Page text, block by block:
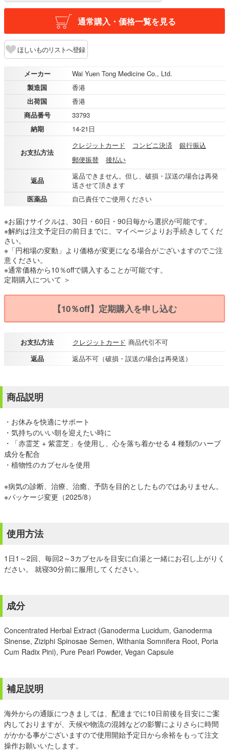
通常購入・価格一覧を見る
ほしいものリストへ登録
メーカー
Wai Yuen Tong Medicine Co., Ltd.
製造国
香港
出荷国
香港
商品番号
33793
納期
14-21日
お支払方法
クレジットカード コンビニ決済
銀行振込
郵便振替
後払い
返品
返品できません。但し、破損・誤送の場合は再発
送させて頂きます
医薬品
自己責任でご使用ください
※お届けサイクルは、30日・60日・90日毎から選択が可能です。
※解約は注文予定日の前日までに、マイページよりお手続きしてくだ
さい。
※「円相場の変動」より価格が変更になる場合がございますのでご注
意ください。
※通常価格から10％offで購入することが可能です。
定期購入について ＞
【10％off】定期購入を申し込む
お支払方法 クレジットカード 商品代引不可
返品
返品不可（破損・誤送の場合は再発送）
商品説明
・お休みを快適にサポート
・気持ちのいい朝を迎えたい時に
・「赤霊芝 + 紫霊芝」を使用し、心を落ち着かせる 4 種類のハーブ
成分を配合
・植物性のカプセルを使用
※病気の診断、治療、治癒、予防を目的としたものではありません。
※パッケージ変更（2025/8）
使用方法
1日1～2回、毎回2～3カプセルを目安に白湯と一緒にお召し上がりく
ださい。 就寝30分前に服用してください。
成分
Concentrated Herbal Extract (Ganoderma Lucidum, Ganoderma
Sinense, Ziziphi Spinosae Semen, Withania Somnifera Root, Poria
Cum Radix Pini), Pure Pearl Powder, Vegan Capsule
補足説明
海外からの通販につきましては、配達までに10日前後を目安にご案
内しておりますが、天候や物流の混雑などの影響によりさらに時間
がかかる事がございますので使用開始予定日から余裕をもって注文
操作お願いいたします。